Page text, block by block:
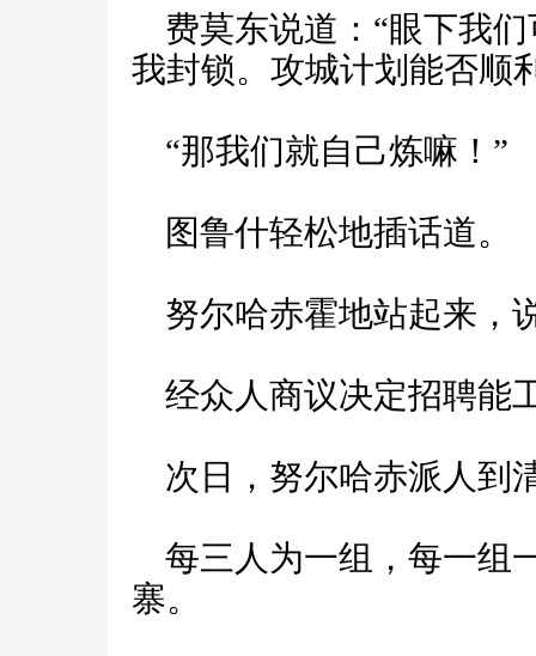
费莫东说道：“眼下我
我封锁。攻城计划能否顺
“那我们就自己炼嘛！”
图鲁什轻松地插话道。
努尔哈赤霍地站起来，
经众人商议决定招聘能
次日，努尔哈赤派人到
每三人为一组，每一组
寨。